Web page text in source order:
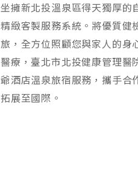
坐擁新北投溫泉區得天獨厚的
精緻客製服務系統。將優質健
旅，全方位照顧您與家人的身
醫療，臺北市北投健康管理醫
爺酒店溫泉旅宿服務，攜手合
拓展至國際。